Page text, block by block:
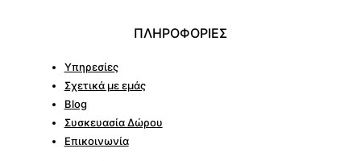
ΠΛΗΡΟΦΟΡΙΕΣ
Υπηρεσίες
Σχετικά με εμάς
Blog
Συσκευασία Δώρου
Επικοινωνία